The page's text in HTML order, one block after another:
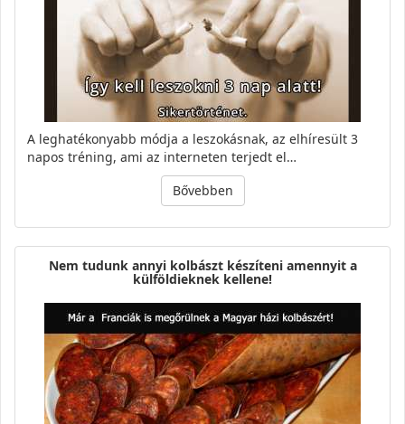
A leghatékonyabb módja a leszokásnak, az elhíresült 3
napos tréning, ami az interneten terjedt el…
Bővebben
Nem tudunk annyi kolbászt készíteni amennyit a
külföldieknek kellene!